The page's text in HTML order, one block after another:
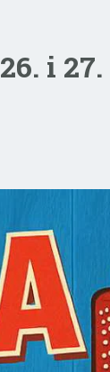
i